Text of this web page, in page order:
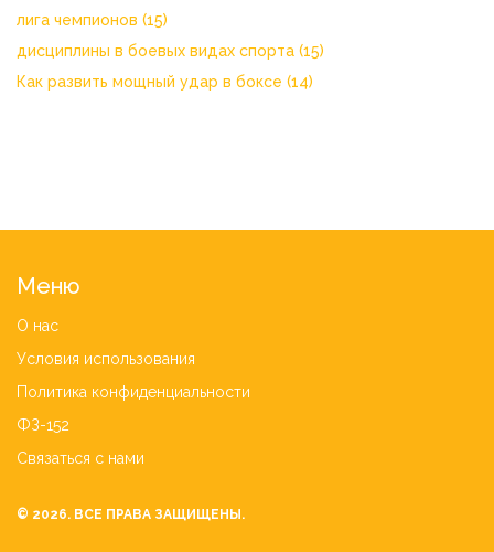
лига чемпионов (15)
дисциплины в боевых видах спорта (15)
Как развить мощный удар в боксе (14)
Меню
О нас
Условия использования
Политика конфиденциальности
ФЗ-152
Связаться с нами
© 2026. ВСЕ ПРАВА ЗАЩИЩЕНЫ.